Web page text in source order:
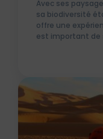
Avec ses
sa biodiversité
offre une
est important de
votre bien-être